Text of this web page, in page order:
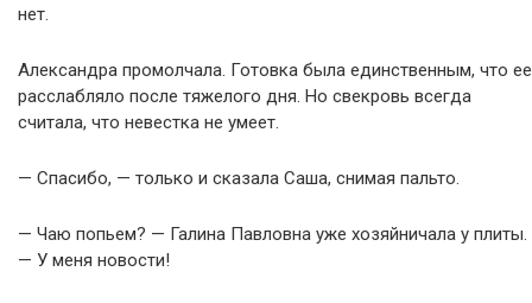
нет.
Александра промолчала. Готовка была единственным, что ее
расслабляло после тяжелого дня. Но свекровь всегда
считала, что невестка не умеет.
— Спасибо, — только и сказала Саша, снимая пальто.
— Чаю попьем? — Галина Павловна уже хозяйничала у плиты.
— У меня новости!